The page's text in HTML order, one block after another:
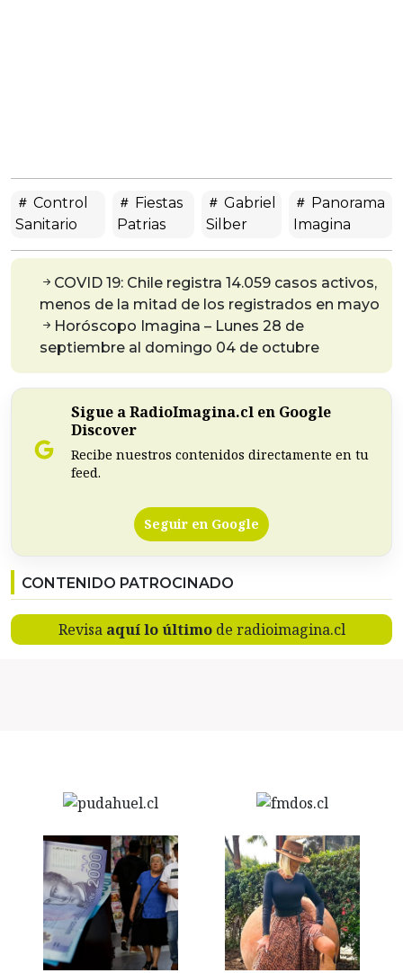
Control
Sanitario
Fiestas
Patrias
Gabriel
Silber
Panorama
Imagina
COVID 19: Chile registra 14.059 casos activos,
menos de la mitad de los registrados en mayo
Horóscopo Imagina – Lunes 28 de
septiembre al domingo 04 de octubre
Sigue a RadioImagina.cl en Google
Discover
Recibe nuestros contenidos directamente en tu
feed.
Seguir en Google
CONTENIDO PATROCINADO
Revisa aquí lo últimode radioimagina.cl